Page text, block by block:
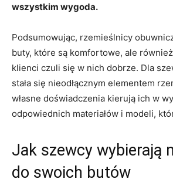
wszystkim wygoda.
Podsumowując, rzemieślnicy
buty, które są komfortowe, ale
klienci czuli się w nich dobrze. Dla
stała się nieodłącznym elementem
własne doświadczenia kierują ich w
odpowiednich materiałów i modeli,
Jak szewcy wybierają
do swoich butów